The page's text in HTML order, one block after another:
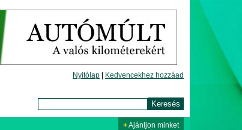
Nyitólap Kedvencekhez hozzáad
+Ajánljon minket